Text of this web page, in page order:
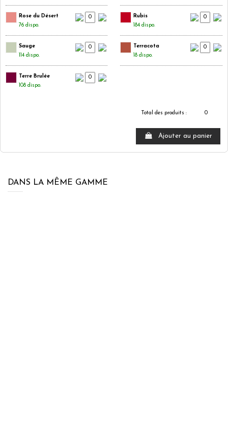
Rose du Désert
76 dispo.
Rubis
184 dispo.
Sauge
114 dispo.
Terracota
18 dispo.
Terre Brulée
108 dispo.
Total des produits : 0
Ajouter au panier
DANS LA MÊME GAMME